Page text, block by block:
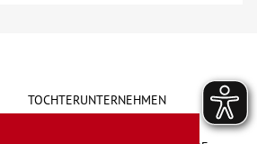
TOCHTERUNTERNEHMEN